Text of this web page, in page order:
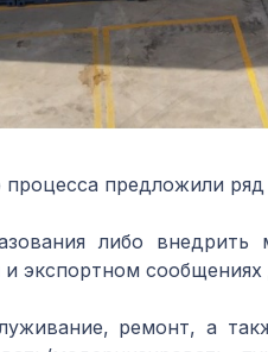
процесса предложили
либо
экспортном
ремонт, а